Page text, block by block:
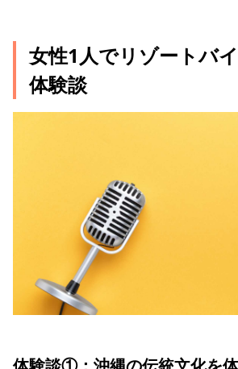
女性1人でリゾートバ
体験談